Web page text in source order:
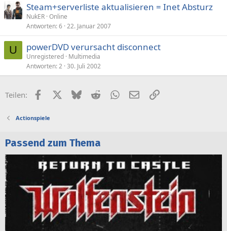
Steam+serverliste aktualisieren = Inet Absturz
NukER Online
Antworten 6 22. Januar 2007
U powerDVD verursacht disconnect
Unregistered Multimedia
Antworten 2 30. Juli 2002
Teilen: FacebookX (Twitter)
BlueskyRedditWhatsApp
E-MailLink
Actionspiele
Passend zum Thema